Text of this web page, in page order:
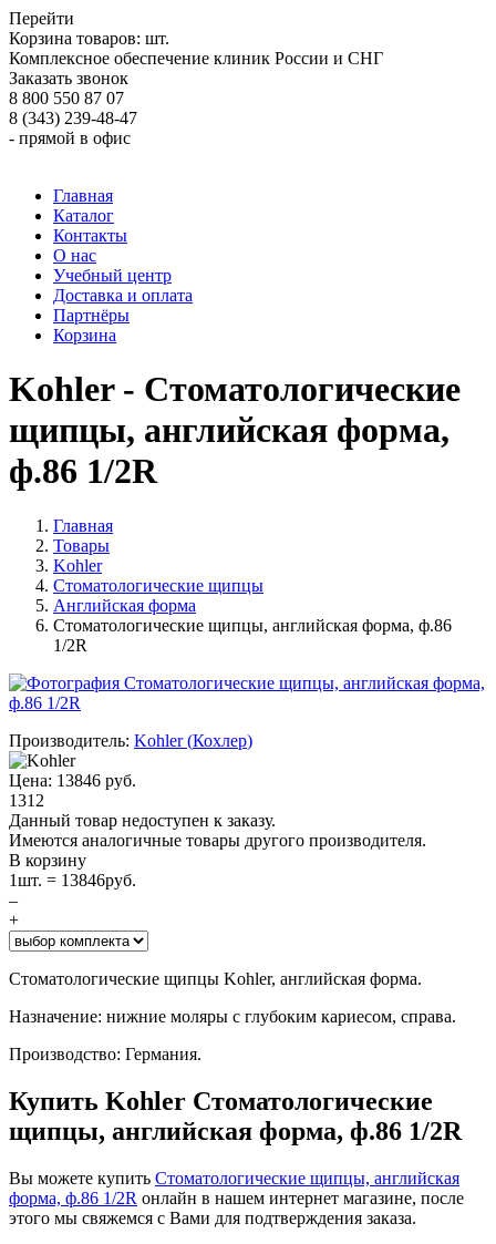
Перейти
Корзина товаров: шт.
Комплексное обеспечение клиник России и СНГ
Заказать звонок
8 800 550 87 07
8 (343) 239-48-47
- прямой в офис
Главная
Каталог
Контакты
О нас
Учебный центр
Доставка и оплата
Партнёры
Корзина
Kohler - Стоматологические
щипцы, английская форма,
ф.86 1/2R
Главная
Товары
Kohler
Стоматологические щипцы
Английская форма
Стоматологические щипцы, английская форма, ф.86
1/2R
Производитель: Kohler(Кохлер)
Цена: 13846 руб.
1312
Данный товар недоступен к заказу.
Имеются аналогичные товары другого производителя.
В корзину
1шт. = 13846руб.
–
+
Стоматологические щипцы Kohler, английская форма.
Назначение: нижние моляры с глубоким кариесом, справа.
Производство: Германия.
Купить Kohler Стоматологические
щипцы, английская форма, ф.86 1/2R
Вы можете купить Стоматологические щипцы, английская
форма, ф.86 1/2R онлайн в нашем интернет магазине, после
этого мы свяжемся с Вами для подтверждения заказа.